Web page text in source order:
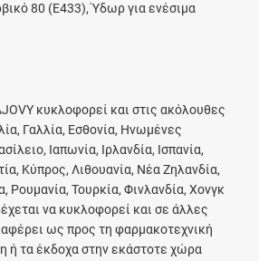
80 (E433), Ύδωρ για ενέσιμα
κυκλοφορεί και στις ακόλουθες
Γαλλία, Εσθονία, Ηνωμένες
Ιαπωνία, Ιρλανδία, Ισπανία,
Κύπρος, Λιθουανία, Νέα Ζηλανδία,
Ρουμανία, Τουρκία, Φινλανδία, Χονγκ
να κυκλοφορεί και σε άλλες
ως προς τη φαρμακοτεχνική
ή τα έκδοχα στην εκάστοτε χώρα